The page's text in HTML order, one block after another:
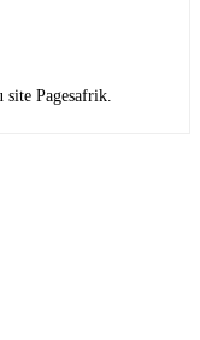
Pagesafrik.